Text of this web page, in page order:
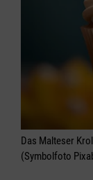
Das Malteser
(Symbolfoto